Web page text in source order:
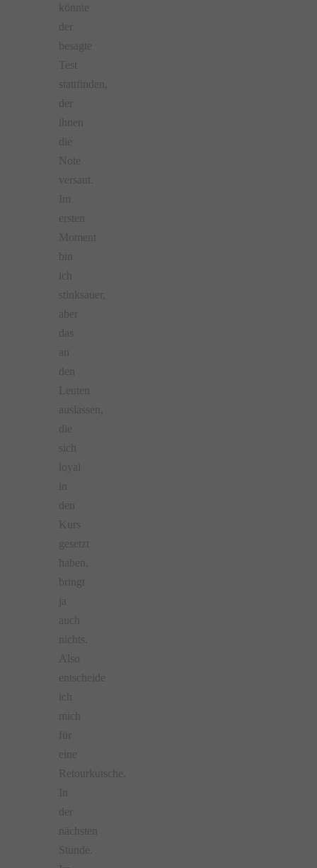
könnte
der
besagte
Test
stattfinden,
der
ihnen
die
Note
versaut.
Im
ersten
Moment
bin
ich
stinksauer,
aber
das
an
den
Leuten
auslassen,
die
sich
loyal
den
Kurs
gesetzt
haben,
bringt
ja
auch
nichts.
Also
entscheide
ich
mich
für
eine
Retourkutsche.
In
der
nächsten
Stunde.